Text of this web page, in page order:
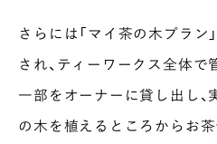
さらには「マイ茶の木プラン
され、ティーワークス全体で
一部をオーナーに貸し出し
の木を植えるところからお